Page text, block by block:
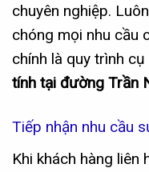
chuyên nghiệp.
chóng mọi nhu cầu
chính là quy trình
tính tại đường Trần
Tiếp nhận nhu cầu
Khi khách hàng liên